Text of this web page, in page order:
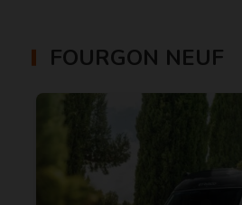
FOURGON NEUF